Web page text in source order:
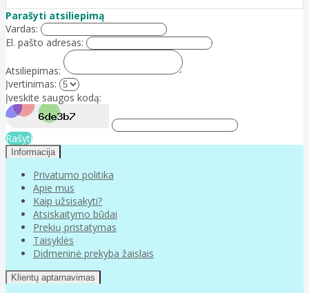
Parašyti atsiliepimą
Vardas:
El. pašto adresas:
Atsiliepimas:
Įvertinimas:
Įveskite saugos kodą:
Rašyti
Informacija
Privatumo politika
Apie mus
Kaip užsisakyti?
Atsiskaitymo būdai
Prekių pristatymas
Taisyklės
Didmeninė prekyba žaislais
Klientų aptarnavimas